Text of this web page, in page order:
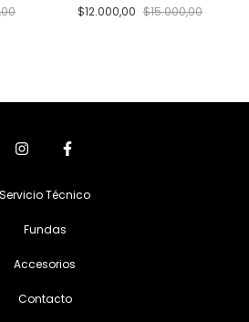
$12.000,00 $15.000,00
Servicio Técnico
Fundas
Accesorios
Contacto